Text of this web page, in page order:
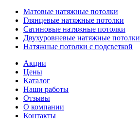
Матовые натяжные потолки
Глянцевые натяжные потолки
Сатиновые натяжные потолки
Двухуровневые натяжные потолки
Натяжные потолки с подсветкой
Акции
Цены
Каталог
Наши работы
Отзывы
О компании
Контакты